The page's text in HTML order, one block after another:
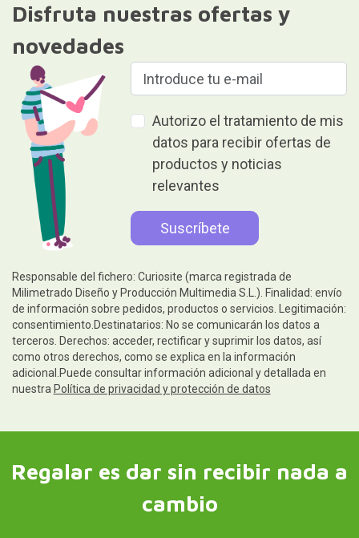
Disfruta nuestras ofertas y
novedades
Autorizo el tratamiento de mis
datos para recibir ofertas de
productos y noticias
relevantes
Responsable del fichero: Curiosite (marca registrada de
Milimetrado Diseño y Producción Multimedia S.L.). Finalidad: envío
de información sobre pedidos, productos o servicios. Legitimación:
consentimiento.Destinatarios: No se comunicarán los datos a
terceros. Derechos: acceder, rectificar y suprimir los datos, así
como otros derechos, como se explica en la información
adicional.Puede consultar información adicional y detallada en
nuestra Política de privacidad y protección de datos
Regalar es dar sin recibir nada a
cambio